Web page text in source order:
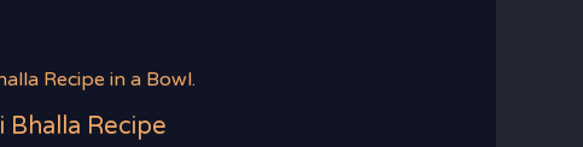
Bhalla Recipe